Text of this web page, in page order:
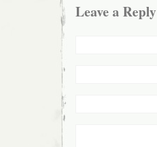
Leave a Reply